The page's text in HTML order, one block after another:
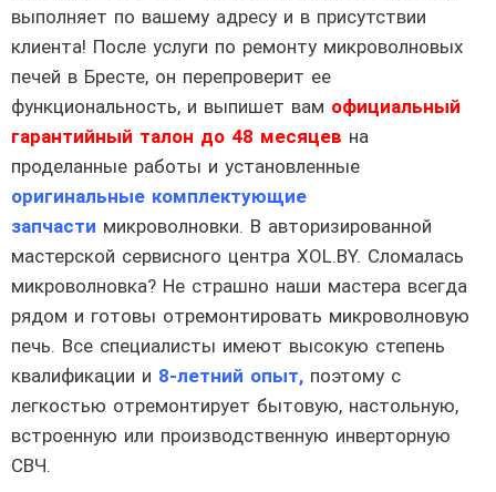
выполняет по вашему адресу и в присутствии
клиента! После услуги по ремонту микроволновых
печей в Бресте, он перепроверит ее
функциональность, и выпишет вам официальный
гарантийный талон до 48 месяцев на
проделанные работы и установленные
оригинальные комплектующие
запчасти микроволновки. В авторизированной
мастерской сервисного центра XOL.BY. Сломалась
микроволновка? Не страшно наши мастера всегда
рядом и готовы отремонтировать микроволновую
печь. Все специалисты имеют высокую степень
квалификации и 8-летний опыт, поэтому с
легкостью отремонтирует бытовую, настольную,
встроенную или производственную инверторную
СВЧ.